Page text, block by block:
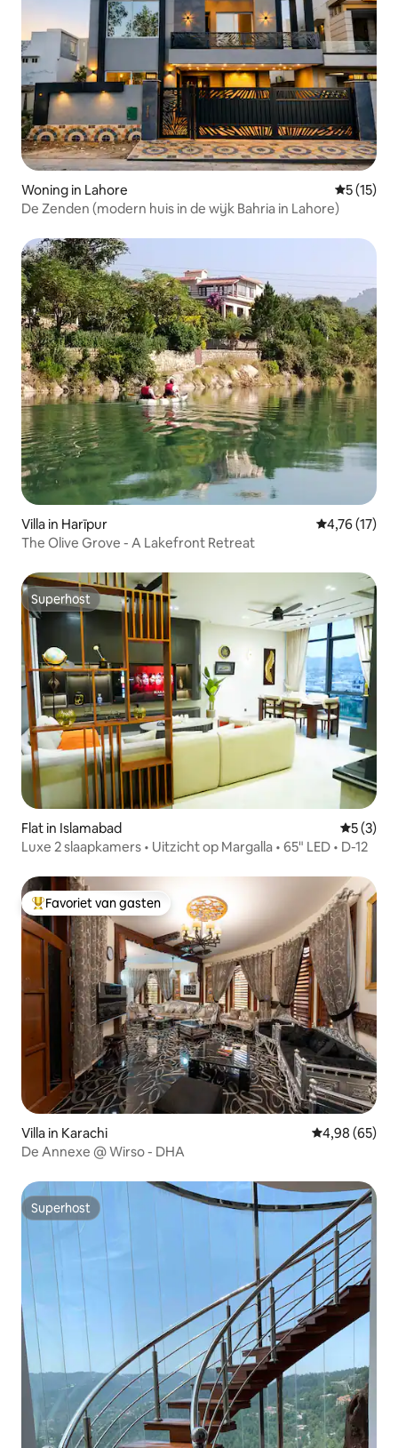
Woning in Lahore
5 (15)
De Zenden (modern huis in de wijk Bahria in Lahore)
Villa in Harīpur Gemiddelde
4,76 (17)
The Olive Grove - A Lakefront Retreat
Superhost
Superhost
Flat in Islamabad
5 (3)
Luxe 2 slaapkamers • Uitzicht op Margalla • 65" LED • D-12
Topfavoriet van gasten
Favoriet van gasten
Villa in Karachi Gemiddelde
4,98 (65)
De Annexe @ Wirso - DHA
Superhost
Superhost